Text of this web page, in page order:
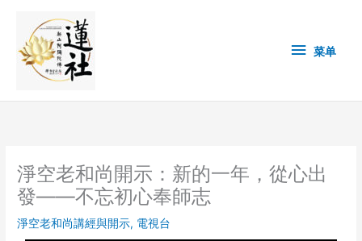
content
单 菜单
淨空老和尚開示：新的一年，從心出
發——不忘初心奉師志
淨空老和尚講經與開示, 電視台